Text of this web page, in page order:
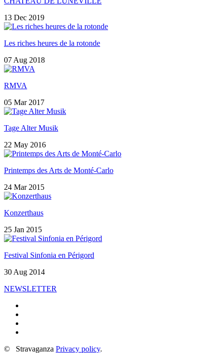
13 Dec 2019
Les riches heures de la rotonde
07 Aug 2018
RMVA
05 Mar 2017
Tage Alter Musik
22 May 2016
Printemps des Arts de Monté-Carlo
24 Mar 2015
Konzerthaus
25 Jan 2015
Festival Sinfonia en Périgord
30 Aug 2014
NEWSLETTER
© Stravaganza Privacy policy.